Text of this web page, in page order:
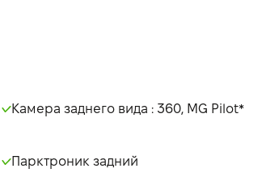
Камера заднего вида : 360, MG Pilot*
Парктроник задний